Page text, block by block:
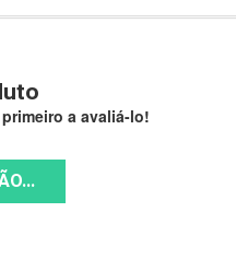
a avaliá-lo!